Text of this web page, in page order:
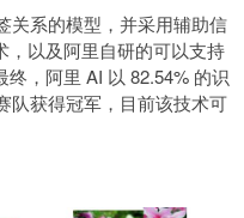
关系的模型，并采用辅助信
，以及阿里自研的可以支持
，阿里 AI 以 82.54% 的识
队获得冠军，目前该技术可